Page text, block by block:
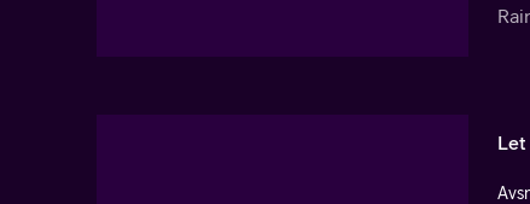
Let